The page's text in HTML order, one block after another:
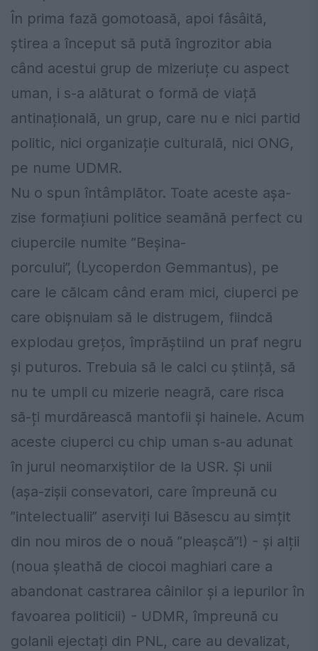
În prima fază gomotoasă, apoi fâsâită,
știrea a început să pută îngrozitor abia
când acestui grup de mizeriuțe cu aspect
uman, i s-a alăturat o formă de viață
antinațională, un grup, care nu e nici partid
politic, nici organizație culturală, nici ONG,
pe nume UDMR.
Nu o spun întâmplător. Toate aceste așa-
zise formațiuni politice seamănă perfect cu
ciupercile numite ”Beșina-
porcului”, (Lycoperdon Gemmantus), pe
care le călcam când eram mici, ciuperci pe
care obișnuiam să le distrugem, fiindcă
explodau grețos, împrăștiind un praf negru
și puturos. Trebuia să le calci cu știință, să
nu te umpli cu mizerie neagră, care risca
să-ți murdărească mantofii și hainele. Acum
aceste ciuperci cu chip uman s-au adunat
în jurul neomarxiștilor de la USR. Și unii
(așa-zișii consevatori, care împreună cu
”intelectualii” aserviți lui Băsescu au simțit
din nou miros de o nouă ”pleașcă”!) - și alții
(noua șleathă de ciocoi maghiari care a
abandonat castrarea câinilor și a iepurilor în
favoarea politicii) - UDMR, împreună cu
golanii ejectați din PNL, care au devalizat,